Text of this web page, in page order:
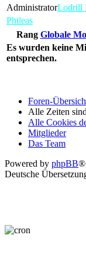
AdministratorLodrill
Phileas
Rang Globale
Es wurden keine
entsprechen.
Foren-
Alle Zeiten sind
Alle Cookies
Mitglieder
Das Team
Powered by phpBB®
Deutsche